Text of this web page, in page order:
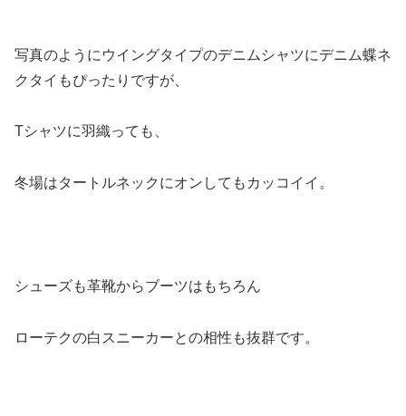
写真のようにウイングタイプのデニムシャツにデニム蝶ネ
クタイもぴったりですが、
Tシャツに羽織っても、
冬場はタートルネックにオンしてもカッコイイ。
シューズも革靴からブーツはもちろん
ローテクの白スニーカーとの相性も抜群です。